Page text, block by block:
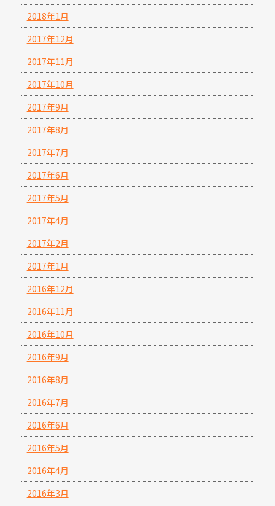
2018年1月
2017年12月
2017年11月
2017年10月
2017年9月
2017年8月
2017年7月
2017年6月
2017年5月
2017年4月
2017年2月
2017年1月
2016年12月
2016年11月
2016年10月
2016年9月
2016年8月
2016年7月
2016年6月
2016年5月
2016年4月
2016年3月